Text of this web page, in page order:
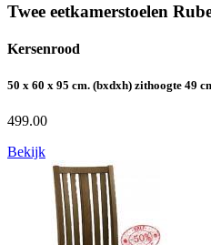
Twee eetkamerstoelen
Kersenrood
50 x 60 x 95 cm. (bxdxh) zithoogte 49
499.00
Bekijk